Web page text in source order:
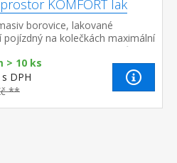
KOMFORT lak
borovice, lakované
pojízdný na kolečkách maximální
kg vhodný doplněk dvoulůžka
> 10 ks
s DPH
**